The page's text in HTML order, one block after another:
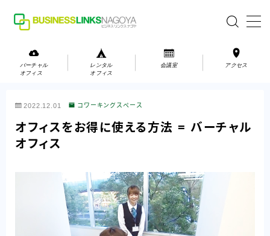
会議室
お問い合わせ
お問い合わせ
ご利用の流れ
バーチャル
オフィス
レンタル
オフィス
会議室 アクセス
2022.12.01 コワーキングスペース
オフィスをお得に使える方法 = バーチャル
オフィス